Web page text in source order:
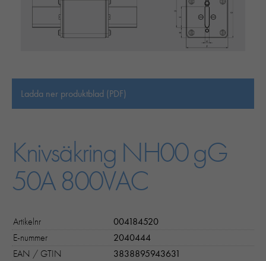
Ladda ner produktblad (PDF)
Knivsäkring NH00 gG
50A 800VAC
Artikelnr
004184520
E-nummer
2040444
EAN / GTIN
3838895943631